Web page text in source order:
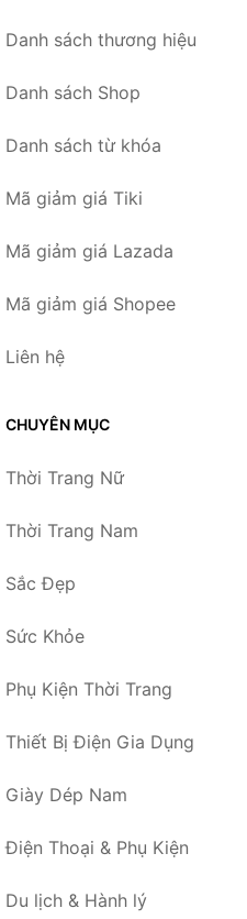
Danh sách thương hiệu
Danh sách Shop
Danh sách từ khóa
Mã giảm giá Tiki
Mã giảm giá Lazada
Mã giảm giá Shopee
Liên hệ
CHUYÊN MỤC
Thời Trang Nữ
Thời Trang Nam
Sắc Đẹp
Sức Khỏe
Phụ Kiện Thời Trang
Thiết Bị Điện Gia Dụng
Giày Dép Nam
Điện Thoại & Phụ Kiện
Du lịch & Hành lý